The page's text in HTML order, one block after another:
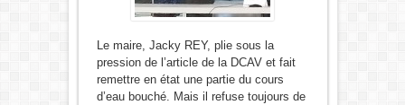
Le maire, Jacky REY, plie sous la
pression de l’article de la DCAV et fait
remettre en état une partie du cours
d’eau bouché. Mais il refuse toujours de